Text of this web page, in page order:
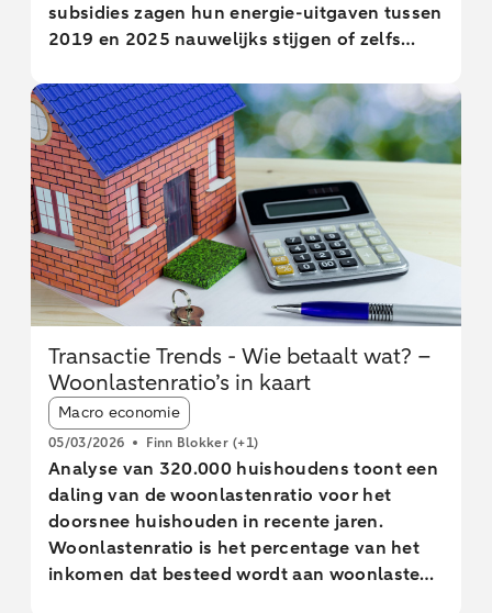
subsidies zagen hun energie-uitgaven tussen
2019 en 2025 nauwelijks stijgen of zelfs
subsidie gemiddeld 24 procent meer gingen
betalen. Dit blijkt uit een analyse van
geanonimiseerde en geaggregeerde
transactiegegevens.
Transactie Trends - Wie betaalt wat? –
Woonlastenratio’s in kaart
Article tags:
Macro economie
05/03/2026 Finn Blokker (+1)
Analyse van 320.000 huishoudens toont een
daling van de woonlastenratio voor het
doorsnee huishouden in recente jaren.
Woonlastenratio is het percentage van het
inkomen dat besteed wordt aan woonlasten.